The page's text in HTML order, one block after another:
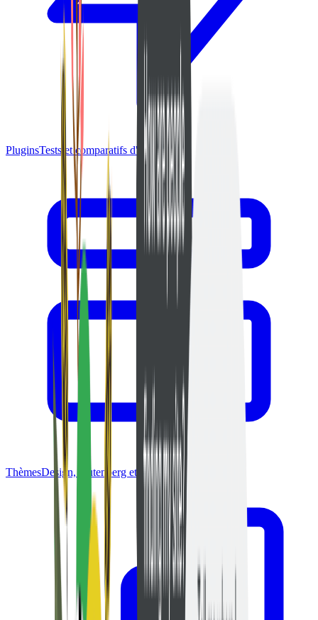
PluginsTests et comparatifs d'extensions
ThèmesDesign, Gutenberg et FSE